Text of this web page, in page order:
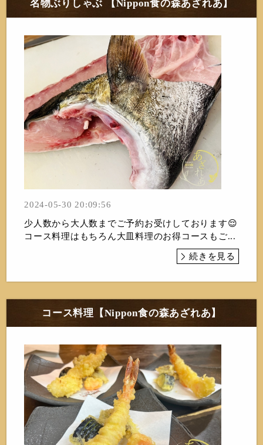
名物ぶりしゃぶ 【Nippon食の森あざれあ】
2024-05-30 20:09:56
少人数から大人数までご予約お受けしております😌
コース料理はもちろん大皿料理のお得コースもご...
続きを見る
コース料理【Nippon食の森あざれあ】